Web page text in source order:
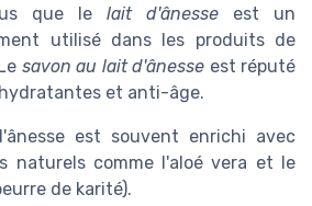
que le lait d'ânesse est un
utilisé dans les produits de
savon au lait d'ânesse est réputé
et anti-âge.
est souvent enrichi avec
naturels comme l'aloé vera et le
de karité).